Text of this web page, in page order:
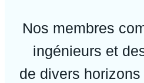
Nos membres
ingénieurs et
de divers